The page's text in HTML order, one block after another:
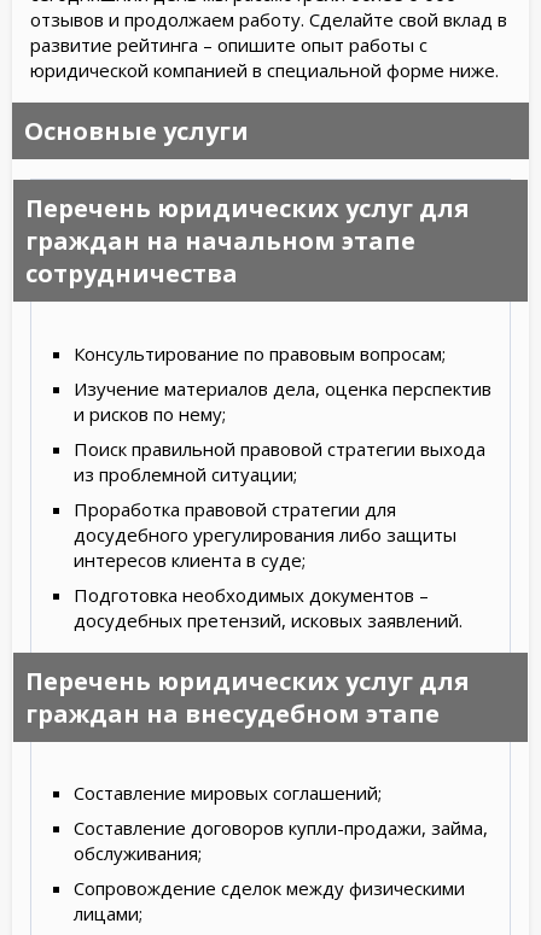
отзывов и продолжаем работу. Сделайте свой вклад в
развитие рейтинга – опишите опыт работы с
юридической компанией в специальной форме ниже.
Основные услуги
Перечень юридических услуг для
граждан на начальном этапе
сотрудничества
Консультирование по правовым вопросам;
Изучение материалов дела, оценка перспектив
и рисков по нему;
Поиск правильной правовой стратегии выхода
из проблемной ситуации;
Проработка правовой стратегии для
досудебного урегулирования либо защиты
интересов клиента в суде;
Подготовка необходимых документов –
досудебных претензий, исковых заявлений.
Перечень юридических услуг для
граждан на внесудебном этапе
Составление мировых соглашений;
Составление договоров купли-продажи, займа,
обслуживания;
Сопровождение сделок между физическими
лицами;